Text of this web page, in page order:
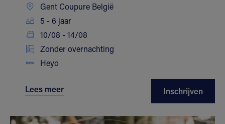
Gent Coupure België
5 - 6 jaar
10/08 - 14/08
Zonder overnachting
Heyo
Lees meer Inschrijven